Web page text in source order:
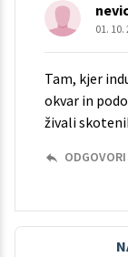
01. 10.
Tam, kjer
okvar in
živali
ODGOVORI